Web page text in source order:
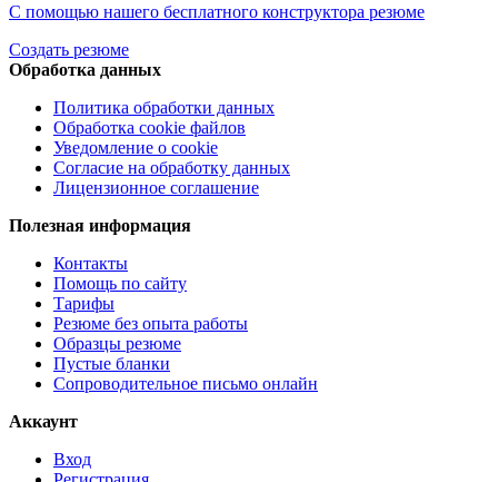
С помощью нашего бесплатного конструктора резюме
Создать резюме
Обработка данных
Политика обработки данных
Обработка cookie файлов
Уведомление о cookie
Согласие на обработку данных
Лицензионное соглашение
Полезная информация
Контакты
Помощь по сайту
Тарифы
Резюме без опыта работы
Образцы резюме
Пустые бланки
Сопроводительное письмо онлайн
Аккаунт
Вход